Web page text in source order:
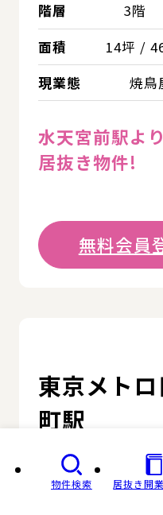
階層
3階
面積
14坪 /
現業態
焼鳥
水天宮前駅よ
居抜き物件!
無料会員
東京メト
町駅
東京都 中央区 /
物件検索 居抜き開